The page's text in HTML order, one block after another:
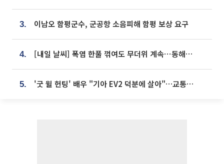
3. 이남오 함평군수, 군공항 소음피해 함평 보상 요구
4. [내일 날씨] 폭염 한풀 꺾여도 무더위 계속⋯동해안 이틀 연속 비
5. '굿 윌 헌팅' 배우 "기아 EV2 덕분에 살아"…교통사고 후 안전성 극찬